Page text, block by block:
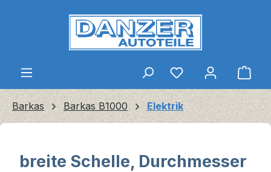
Zum Hauptinhalt springen
Barkas Barkas B1000 Elektrik
breite Schelle, Durchmesser